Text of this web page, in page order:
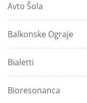
Avto Šola
Balkonske Ograje
Bialetti
Bioresonanca